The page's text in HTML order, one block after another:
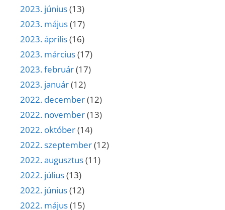
2023. június(13)
2023. május(17)
2023. április(16)
2023. március(17)
2023. február(17)
2023. január(12)
2022. december(12)
2022. november(13)
2022. október(14)
2022. szeptember(12)
2022. augusztus(11)
2022. július(13)
2022. június(12)
2022. május(15)